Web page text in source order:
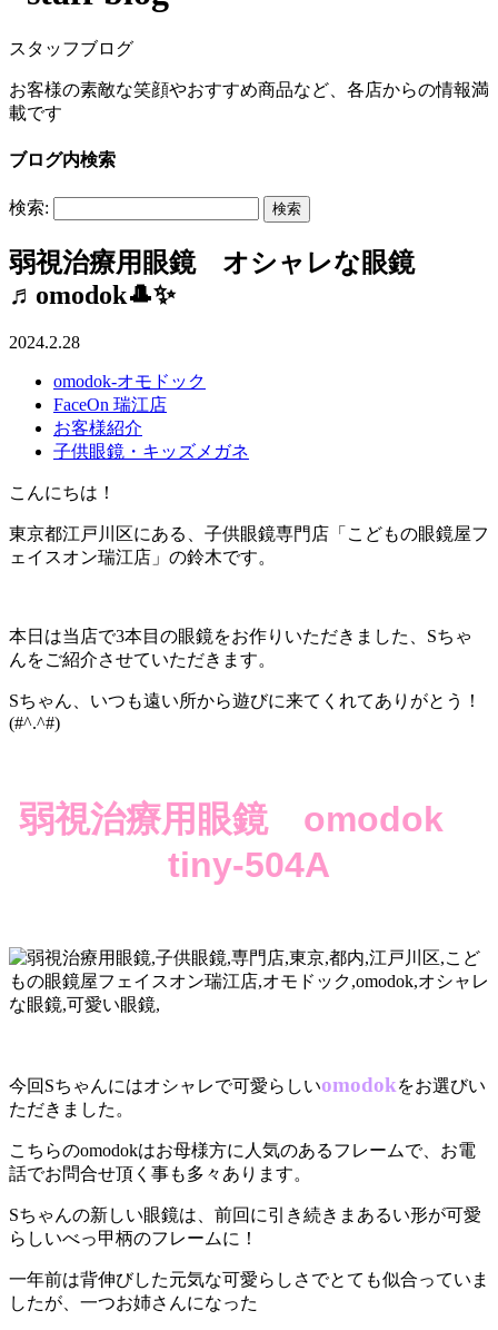
スタッフブログ
お客様の素敵な笑顔やおすすめ商品など、各店からの情報満
載です
ブログ内検索
検索:
弱視治療用眼鏡 オシャレな眼鏡
♬omodok🎩✨
2024.2.28
omodok-オモドック
FaceOn 瑞江店
お客様紹介
子供眼鏡・キッズメガネ
こんにちは！
東京都江戸川区にある、子供眼鏡専門店「こどもの眼鏡屋フ
ェイスオン瑞江店」の鈴木です。
本日は当店で3本目の眼鏡をお作りいただきました、Sちゃ
んをご紹介させていただきます。
Sちゃん、いつも遠い所から遊びに来てくれてありがとう！
(#^.^#)
弱視治療用眼鏡 omodok
tiny-504A
今回Sちゃんにはオシャレで可愛らしいomodokをお選びい
ただきました。
こちらのomodokはお母様方に人気のあるフレームで、お電
話でお問合せ頂く事も多々あります。
Sちゃんの新しい眼鏡は、前回に引き続きまあるい形が可愛
らしいべっ甲柄のフレームに！
一年前は背伸びした元気な可愛らしさでとても似合っていま
したが、一つお姉さんになった